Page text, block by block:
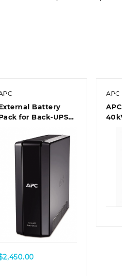
Battery
for Back-UPS
BR1500GI only)
2,450.00
APC